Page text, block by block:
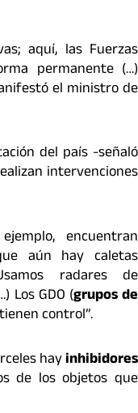
aquí, las Fuerzas
permanente (…)
el ministro de
del país -señaló
intervenciones
encuentran
aún hay caletas
radares de
Los GDO (grupos de
control”.
hayinhibidores
de los objetos que